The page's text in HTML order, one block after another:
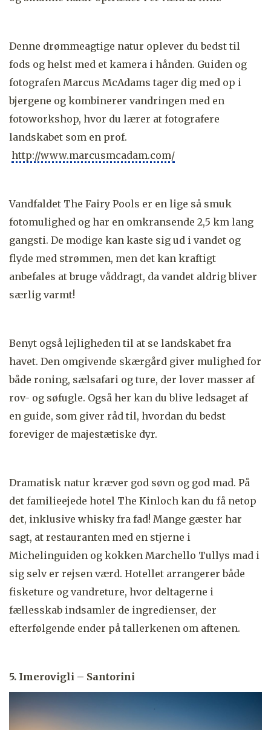
Denne drømmeagtige natur oplever du bedst til
fods og helst med et kamera i hånden. Guiden og
fotografen Marcus McAdams tager dig med op i
bjergene og kombinerer vandringen med en
fotoworkshop, hvor du lærer at fotografere
landskabet som en prof.
http://www.marcusmcadam.com/
Vandfaldet The Fairy Pools er en lige så smuk
fotomulighed og har en omkransende 2,5 km lang
gangsti. De modige kan kaste sig ud i vandet og
flyde med strømmen, men det kan kraftigt
anbefales at bruge våddragt, da vandet aldrig bliver
særlig varmt!
Benyt også lejligheden til at se landskabet fra
havet. Den omgivende skærgård giver mulighed for
både roning, sælsafari og ture, der lover masser af
rov- og søfugle. Også her kan du blive ledsaget af
en guide, som giver råd til, hvordan du bedst
foreviger de majestætiske dyr.
Dramatisk natur kræver god søvn og god mad. På
det familieejede hotel The Kinloch kan du få netop
det, inklusive whisky fra fad! Mange gæster har
sagt, at restauranten med en stjerne i
Michelinguiden og kokken Marchello Tullys mad i
sig selv er rejsen værd. Hotellet arrangerer både
fisketure og vandreture, hvor deltagerne i
fællesskab indsamler de ingredienser, der
efterfølgende ender på tallerkenen om aftenen.
5. Imerovigli – Santorini